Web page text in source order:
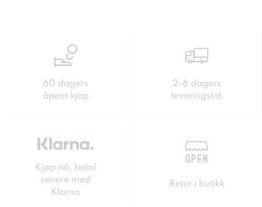
60 dagers
åpent kjøp
2-6 dagers
leveringstid
Kjøp nå, betal
senere med
Klarna
Retur i butikk